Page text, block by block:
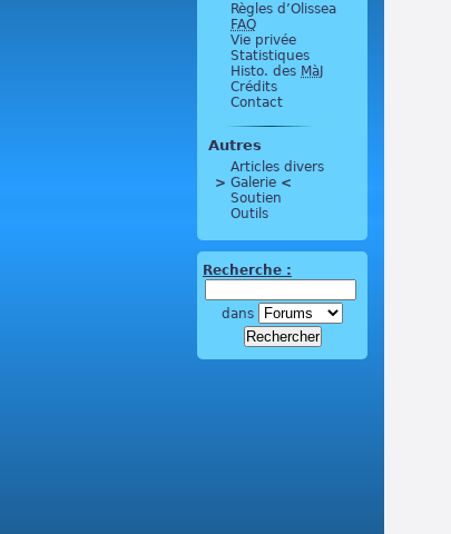
Règles d’Olissea
FAQ
Vie privée
Statistiques
Histo. des MàJ
Crédits
Contact
Autres
Articles divers
> Galerie <
Soutien
Outils
Recherche :
dans